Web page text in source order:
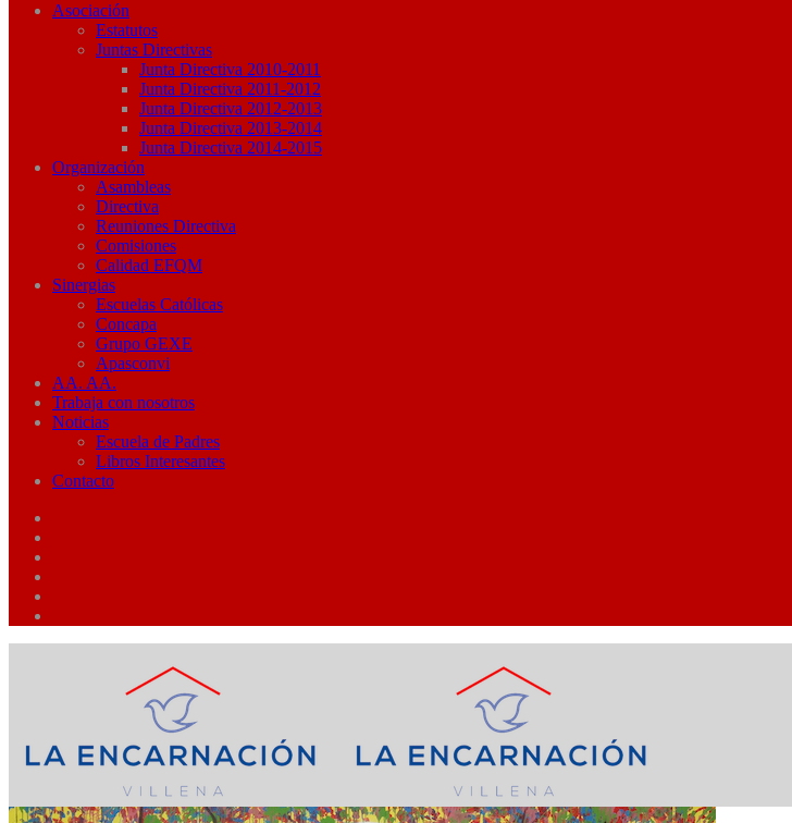
Asociación
Estatutos
Juntas Directivas
Junta Directiva 2010-2011
Junta Directiva 2011-2012
Junta Directiva 2012-2013
Junta Directiva 2013-2014
Junta Directiva 2014-2015
Organización
Asambleas
Directiva
Reuniones Directiva
Comisiones
Calidad EFQM
Sinergias
Escuelas Católicas
Concapa
Grupo GEXE
Apasconvi
AA. AA.
Trabaja con nosotros
Noticias
Escuela de Padres
Libros Interesantes
Contacto